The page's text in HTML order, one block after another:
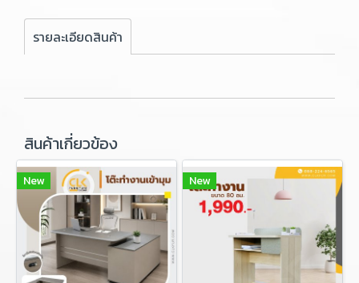
รายละเอียดสินค้า
สินค้าเกี่ยวข้อง
New New